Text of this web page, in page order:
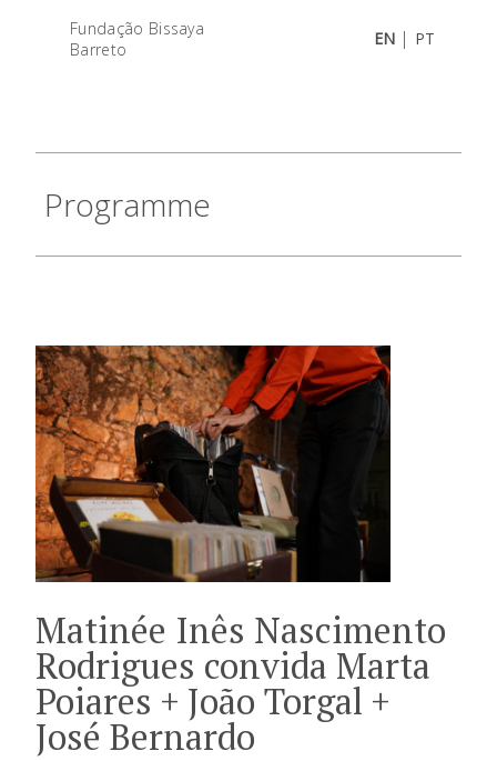
Fundação Bissaya
Barreto
EN | PT
Programme
Matinée Inês Nascimento
Rodrigues convida Marta
Poiares + João Torgal +
José Bernardo